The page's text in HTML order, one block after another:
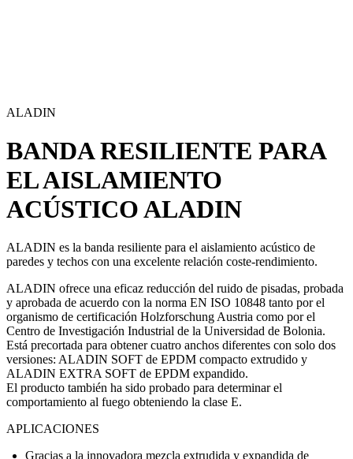
ALADIN
BANDA RESILIENTE PARA
EL AISLAMIENTO
ACÚSTICOALADIN
ALADIN es la banda resiliente para el aislamiento acústico de
paredes y techos con una excelente relación coste-rendimiento.
ALADIN ofrece una eficaz reducción del ruido de pisadas, probada
y aprobada de acuerdo con la norma EN ISO 10848 tanto por el
organismo de certificación Holzforschung Austria como por el
Centro de Investigación Industrial de la Universidad de Bolonia.
Está precortada para obtener cuatro anchos diferentes con solo dos
versiones: ALADIN SOFT de EPDM compacto extrudido y
ALADIN EXTRA SOFT de EPDM expandido.
El producto también ha sido probado para determinar el
comportamiento al fuego obteniendo la clase E.
APLICACIONES
Gracias a la innovadora mezcla extrudida y expandida de